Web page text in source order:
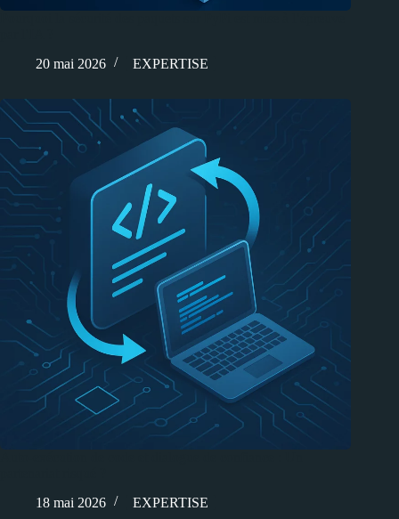
20 mai 2026
EXPERTISE
18 mai 2026
EXPERTISE